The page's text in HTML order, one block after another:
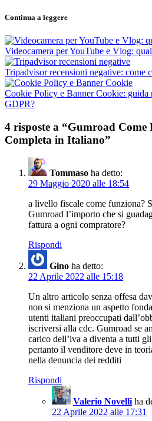
Continua a leggere
Videocamera per YouTube e Vlog:
Tripadvisor recensioni negative: come
Cookie Policy e Banner Cookie: guida
GDPR?
4 risposte a “Gumroad
Completa in Italiano”
Tommaso ha detto:
29 Maggio 2020 alle 18:54
a livello fiscale come funziona?
Gumroad l’importo che si
fattura a ogni compratore?
Rispondi
Gino ha detto:
22 Aprile 2022 alle 15:18
Un altro articolo senza offesa
non si menziona un aspetto
utenti italiani preoccupati
iscriversi alla cdc. Gumroad se
carico dell’iva a diventa a tutti
pertanto il venditore deve in
nella denuncia dei redditi
Rispondi
Valerio Novelli ha
22 Aprile 2022 alle 17:31